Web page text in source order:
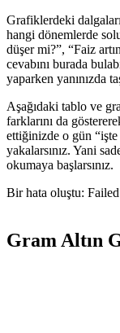
Grafiklerdeki
hangi dönemlerde
düşer mi?”, “Faiz
cevabını burada
yaparken yanınızda
Aşağıdaki tablo ve
farklarını da
ettiğinizde o gün
yakalarsınız. Yani
okumaya başlarsınız.
Bir hata oluştu:
Gram Altın